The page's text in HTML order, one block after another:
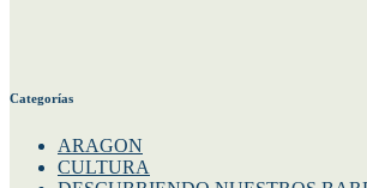
Categorías
ARAGON
CULTURA